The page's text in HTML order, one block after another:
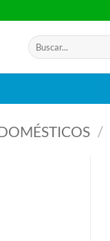
Buscar
por:
/